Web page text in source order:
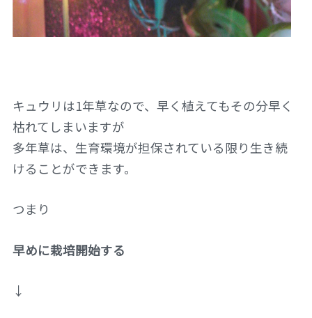
キュウリは1年草なので、早く植えてもその分早く
枯れてしまいますが
多年草は、生育環境が担保されている限り生き続
けることができます。
つまり
早めに栽培開始する
↓